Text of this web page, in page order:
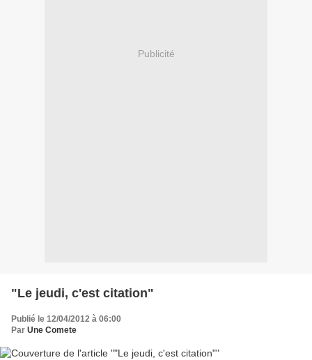
Publicité
"Le jeudi, c'est citation"
Publié le 12/04/2012 à 06:00
Par Une Comete